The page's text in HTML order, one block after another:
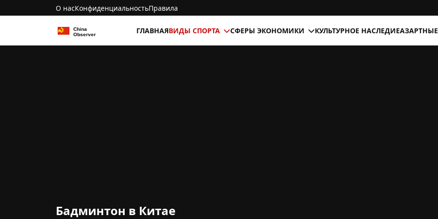
О насКонфиденциальностьПравила
ГЛАВНАЯВИДЫ СПОРТА СФЕРЫ ЭКОНОМИКИ КУЛЬТУРНОЕ НАСЛЕДИЕ
Бадминтон в Китае